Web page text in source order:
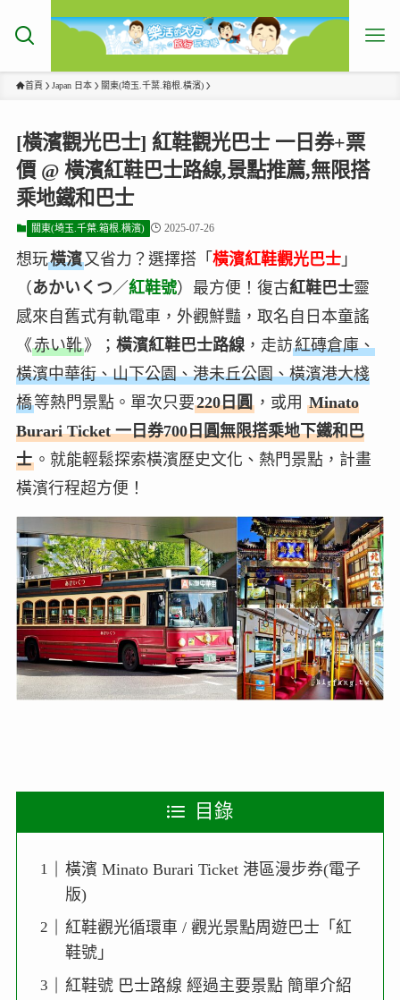
首頁 Japan 日本 關東(埼玉.千葉.箱根.橫濱)
[橫濱觀光巴士] 紅鞋觀光巴士 一日券+票
價 @ 橫濱紅鞋巴士路線,景點推薦,無限搭
乘地鐵和巴士
關東(埼玉.千葉.箱根.橫濱) 2025-07-26
想玩橫濱又省力？選擇搭「 橫濱紅鞋觀光巴士」
（ あかいくつ／紅鞋號）最方便！復古紅鞋巴士靈
感來自舊式有軌電車，外觀鮮豔，取名自日本童謠
《赤い靴》； 橫濱紅鞋巴士路線，走訪紅磚倉庫、
橫濱中華街、山下公園、港未丘公園、橫濱港大棧
橋等熱門景點。單次只要220日圓，或用 Minato
Burari Ticket 一日券700日圓無限搭乘地下鐵和巴
士。就能輕鬆探索橫濱歷史文化、熱門景點，計畫
橫濱行程超方便！
目錄
橫濱 Minato Burari Ticket 港區漫步券(電子
版)
紅鞋觀光循環車 / 觀光景點周遊巴士「紅
鞋號」
紅鞋號 巴士路線 經過主要景點 簡單介紹